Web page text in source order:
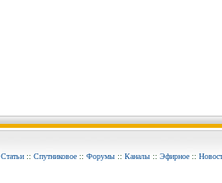
Статьи :: Спутниковое :: Форумы :: Каналы :: Эфирное ::